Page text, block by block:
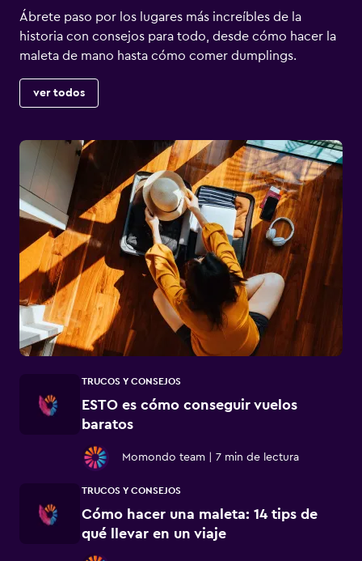
Ábrete paso por los lugares más increíbles de la
historia con consejos para todo, desde cómo hacer la
maleta de mano hasta cómo comer dumplings.
ver todos
TRUCOS Y CONSEJOS
ESTO es cómo conseguir vuelos
baratos
Momondo team 7 min de lectura
TRUCOS Y CONSEJOS
Cómo hacer una maleta: 14 tips de
qué llevar en un viaje